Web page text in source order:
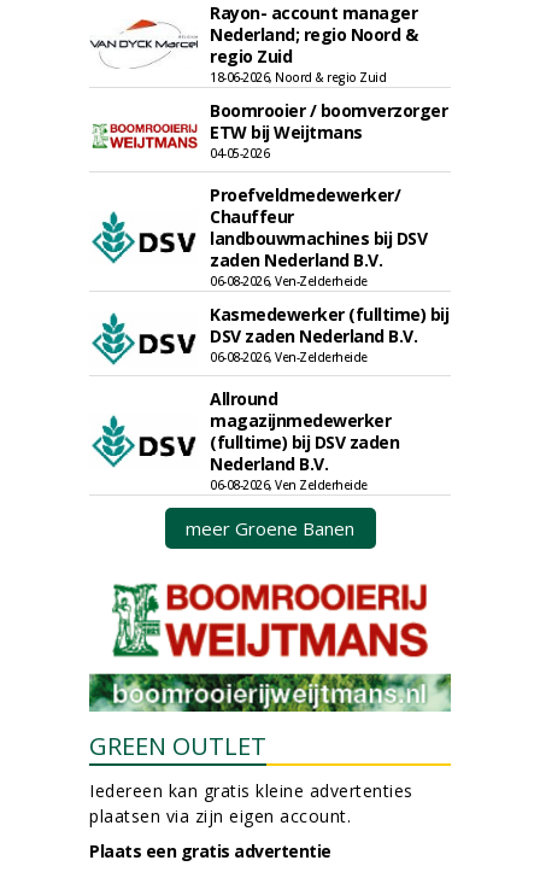
Rayon- account manager
Nederland; regio Noord &
regio Zuid
18-06-2026, Noord & regio Zuid
Boomrooier / boomverzorger
ETW bij Weijtmans
04-05-2026
Proefveldmedewerker/
Chauffeur
landbouwmachines bij DSV
zaden Nederland B.V.
06-08-2026, Ven-Zelderheide
Kasmedewerker (fulltime) bij
DSV zaden Nederland B.V.
06-08-2026, Ven-Zelderheide
Allround
magazijnmedewerker
(fulltime) bij DSV zaden
Nederland B.V.
06-08-2026, Ven Zelderheide
meer Groene Banen
GREEN OUTLET
Iedereen kan gratis kleine advertenties
plaatsen via zijn eigen account.
Plaats een gratis advertentie